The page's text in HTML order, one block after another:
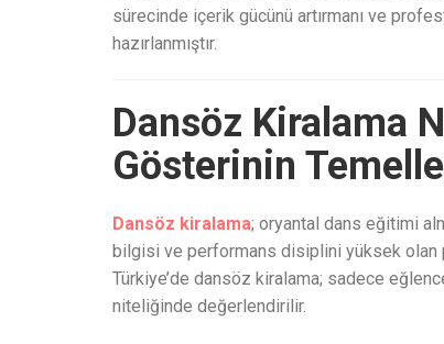
sürecinde içerik gücünü artırmanı ve
hazırlanmıştır.
Dansöz Kiralama
Gösterinin
Dansöz kiralama; oryantal dans eğitimi
bilgisi ve performans disiplini yüksek olan
Türkiye’de dansöz kiralama; sadece
niteliğinde değerlendirilir.